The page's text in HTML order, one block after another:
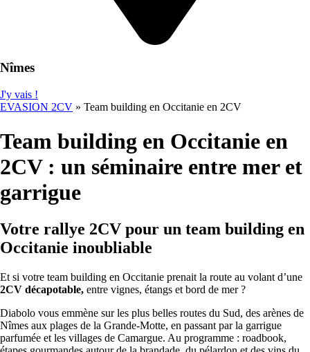
Nîmes
J'y vais !
EVASION 2CV » Team building en Occitanie en 2CV
Team building en Occitanie en
2CV : un séminaire entre mer et
garrigue
Votre rallye 2CV pour un team building en
Occitanie inoubliable
Et si votre team building en Occitanie prenait la route au volant d’une
2CV décapotable, entre vignes, étangs et bord de mer ?
Diabolo vous emmène sur les plus belles routes du Sud, des arènes de
Nîmes aux plages de la Grande-Motte, en passant par la garrigue
parfumée et les villages de Camargue. Au programme : roadbook,